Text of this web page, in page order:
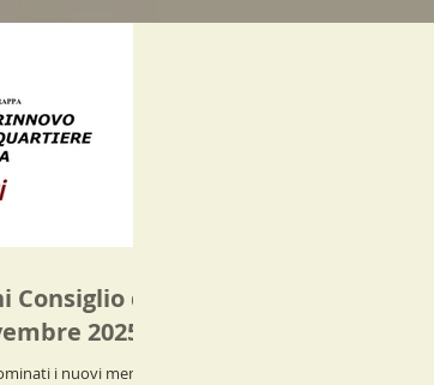
di
2025
i nuovi membri